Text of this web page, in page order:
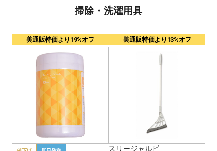
掃除・洗濯用具
美通販特価より19%オフ 美通販特価より13%オフ
スリージャルビ